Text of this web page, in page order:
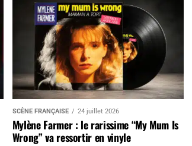
SCÈNE FRANÇAISE 24 juillet 2026
Mylène Farmer : le rarissime “My Mum Is
Wrong” va ressortir en vinyle